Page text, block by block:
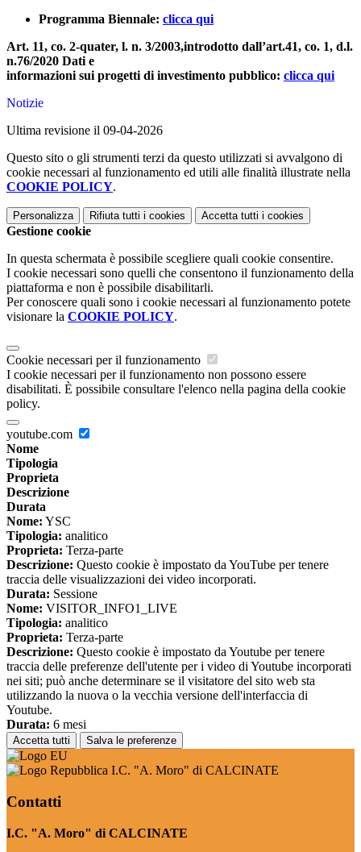
Programma Biennale: clicca qui
Art. 11, co. 2-quater, l. n. 3/2003,introdotto dall’art.41, co. 1, d.l.
n.76/2020 Dati e
informazioni sui progetti di investimento pubblico: clicca qui
Notizie
Ultima revisione il 09-04-2026
Questo sito o gli strumenti terzi da questo utilizzati si avvalgono di
cookie necessari al funzionamento ed utili alle finalità illustrate nella
COOKIE POLICY.
Personalizza Rifiuta tutti i cookies Accetta tutti i cookies
Gestione cookie
In questa schermata è possibile scegliere quali cookie consentire.
I cookie necessari sono quelli che consentono il funzionamento della
piattaforma e non è possibile disabilitarli.
Per conoscere quali sono i cookie necessari al funzionamento potete
visionare la COOKIE POLICY.
Cookie necessari per il funzionamento
I cookie necessari per il funzionamento non possono essere
disabilitati. È possibile consultare l'elenco nella pagina della cookie
policy.
youtube.com
Nome
Tipologia
Proprieta
Descrizione
Durata
Nome: YSC
Tipologia: analitico
Proprieta: Terza-parte
Descrizione: Questo cookie è impostato da YouTube per tenere
traccia delle visualizzazioni dei video incorporati.
Durata: Sessione
Nome: VISITOR_INFO1_LIVE
Tipologia: analitico
Proprieta: Terza-parte
Descrizione: Questo cookie è impostato da Youtube per tenere
traccia delle preferenze dell'utente per i video di Youtube incorporati
nei siti; può anche determinare se il visitatore del sito web sta
utilizzando la nuova o la vecchia versione dell'interfaccia di
Youtube.
Durata: 6 mesi
Accetta tutti Salva le preferenze
I.C. "A. Moro" di CALCINATE
Contatti
I.C. "A. Moro" di CALCINATE